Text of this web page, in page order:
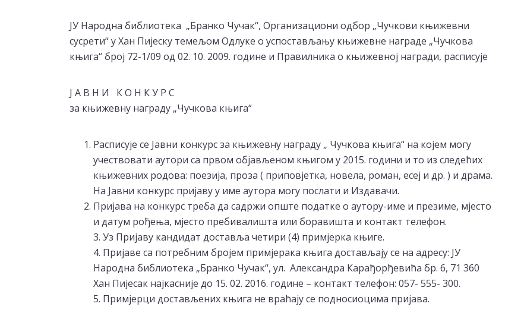
ЈУ Народна библиотека „Бранко Чучак“, Организациони одбор „Чучкови књижевни
сусрети“ у Хан Пијеску темељом Одлуке о успостављању књижевне награде „Чучкова
књига“ број 72-1/09 од 02. 10. 2009. године и Правилника о књижевној награди, расписује
Ј А В Н И К О Н К У Р С
за књижевну награду „Чучкова књига“
Расписује се Јавни конкурс за књижевну награду „ Чучкова књига“ на којем могу
учествовати аутори са првом објављеном књигом у 2015. години и то из следећих
књижевних родова: поезија, проза ( приповјетка, новела, роман, есеј и др. ) и драма.
На Јавни конкурс пријаву у име аутора могу послати и Издавачи.
Пријава на конкурс треба да садржи опште податке о аутору-име и презиме, мјесто
и датум рођења, мјесто пребивалишта или боравишта и контакт телефон.
3. Уз Пријаву кандидат доставља четири (4) примјерка књиге.
4. Пријаве са потребним бројем примјерака књига достављају се на адресу: ЈУ
Народна библиотека „Бранко Чучак“, ул. Александра Карађорђевића бр. 6, 71 360
Хан Пијесак најкасније до 15. 02. 2016. године – контакт телефон: 057- 555- 300.
5. Примјерци достављених књига не враћају се подносиоцима пријава.